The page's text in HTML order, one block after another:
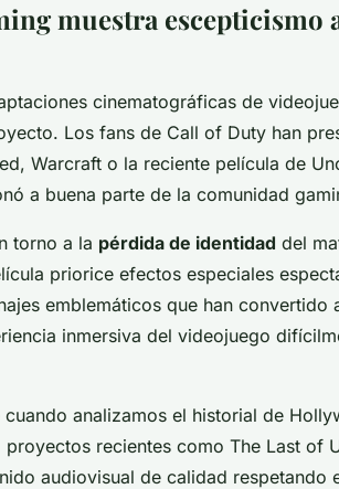
muestra escepticismo
cinematográficas de
Los fans de Call of Duty han
Warcraft o la reciente película de
a buena parte de la comunidad
torno a la pérdida de identidad del
priorice efectos especiales
emblemáticos que han convertido
inmersiva del videojuego
analizamos el historial de
recientes como The Last of
audiovisual de calidad respetando